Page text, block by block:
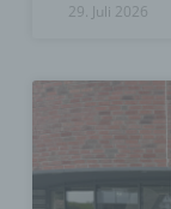
29. Juli 2026